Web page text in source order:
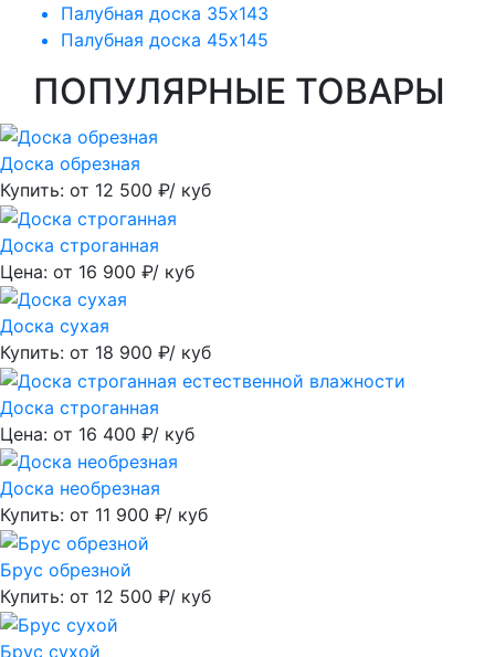
Палубная доска 35х143
Палубная доска 45х145
ПОПУЛЯРНЫЕ ТОВАРЫ
Доска обрезная
Купить: от 12 500 ₽/ куб
Доска строганная
Цена: от 16 900 ₽/ куб
Доска сухая
Купить: от 18 900 ₽/ куб
Доска строганная
Цена: от 16 400 ₽/ куб
Доска необрезная
Купить: от 11 900 ₽/ куб
Брус обрезной
Купить: от 12 500 ₽/ куб
Брус сухой